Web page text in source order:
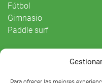
Fútbol
Gimnasio
Paddle surf
Agenda